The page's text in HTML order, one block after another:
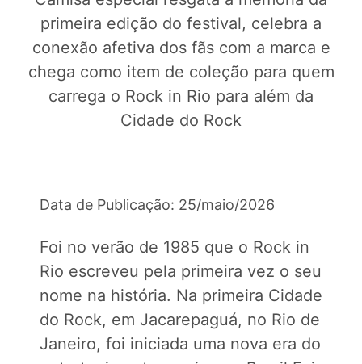
primeira edição do festival, celebra a
conexão afetiva dos fãs com a marca e
chega como item de coleção para quem
carrega o Rock in Rio para além da
Cidade do Rock
Data de Publicação: 25/maio/2026
Foi no verão de 1985 que o Rock in
Rio escreveu pela primeira vez o seu
nome na história. Na primeira Cidade
do Rock, em Jacarepaguá, no Rio de
Janeiro, foi iniciada uma nova era do